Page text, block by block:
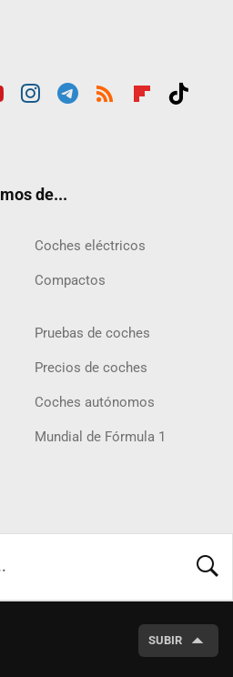
de...
Coches eléctricos
Compactos
Pruebas de coches
Precios de coches
Coches autónomos
Mundial de Fórmula 1
SUBIR